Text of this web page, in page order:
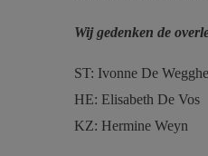
Wij gedenken de
ST: Ivonne De
HE: Elisabeth De Vos
KZ: Hermine Weyn